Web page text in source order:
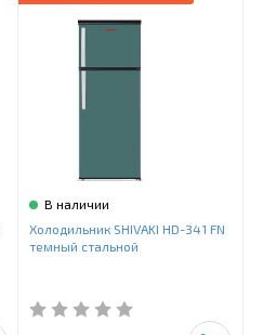
В наличии
Холодильник SHIVAKI HD-341 FN
темный стальной